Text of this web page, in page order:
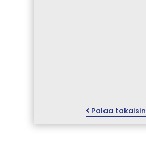
Palaa takaisin